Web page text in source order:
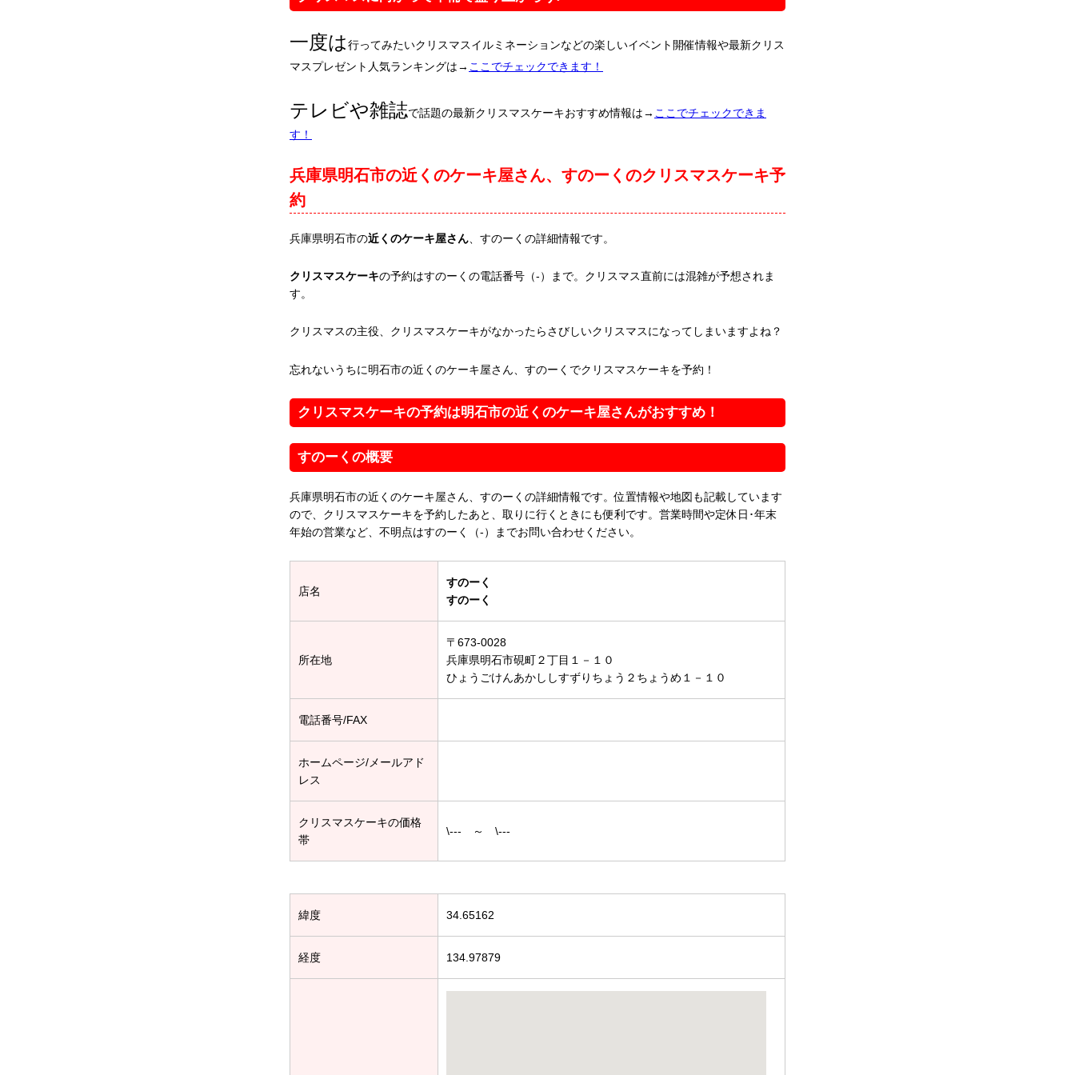
一度は行ってみたいクリスマスイルミネーションなどの楽しいイベント開催情報や最新クリス
マスプレゼント人気ランキングは→ ここでチェックできます！
テレビや雑誌で話題の最新クリスマスケーキおすすめ情報は→ ここでチェックできま
す！
兵庫県明石市の近くのケーキ屋さん、すのーくのクリスマスケーキ予
約
兵庫県明石市の近くのケーキ屋さん 、すのーくの詳細情報です。
クリスマスケーキの予約はすのーくの電話番号（-）まで。クリスマス直前には混雑が予想されま
す。
クリスマスの主役、クリスマスケーキがなかったらさびしいクリスマスになってしまいますよね？
忘れないうちに明石市の近くのケーキ屋さん、すのーくでクリスマスケーキを予約！
クリスマスケーキの予約は明石市の近くのケーキ屋さんがおすすめ！
すのーくの概要
兵庫県明石市の近くのケーキ屋さん、すのーくの詳細情報です。位置情報や地図も記載しています
ので、クリスマスケーキを予約したあと、取りに行くときにも便利です。営業時間や定休日･年末
年始の営業など、不明点はすのーく（-）までお問い合わせください。
店名
すのーく
すのーく
所在地
〒673-0028
兵庫県明石市硯町２丁目１－１０
ひょうごけんあかししすずりちょう２ちょうめ１－１０
電話番号/FAX
ホームページ/メールアド
レス
クリスマスケーキの価格
帯
\--- ～ \---
緯度 34.65162
経度 134.97879